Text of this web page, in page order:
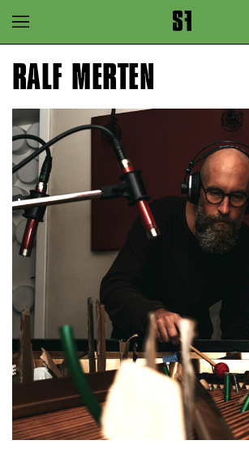
Zur Hauptnavigation springen
Zum Hauptinhalt springen
RALF MERTEN